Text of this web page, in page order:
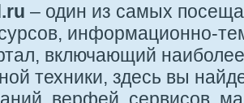
– один из самых
информационно-
включающий
техники, здесь вы